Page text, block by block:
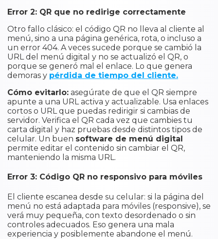
Error 2: QR que no redirige correctamente
Otro fallo clásico: el código QR no lleva al cliente al
menú, sino a una página genérica, rota, o incluso a
un error 404. A veces sucede porque se cambió la
URL del menú digital y no se actualizó el QR, o
porque se generó mal el enlace. Lo que genera
demoras y pérdida de tiempo del cliente.
Cómo evitarlo: asegúrate de que el QR siempre
apunte a una URL activa y actualizable. Usa enlaces
cortos o URL que puedas redirigir si cambias de
servidor. Verifica el QR cada vez que cambies tu
carta digital y haz pruebas desde distintos tipos de
celular. Un buen software de menú digital
permite editar el contenido sin cambiar el QR,
manteniendo la misma URL.
Error 3: Código QR no responsivo para móviles
El cliente escanea desde su celular: si la página del
menú no está adaptada para móviles (responsive), se
verá muy pequeña, con texto desordenado o sin
controles adecuados. Eso genera una mala
experiencia y posiblemente abandone el menú.